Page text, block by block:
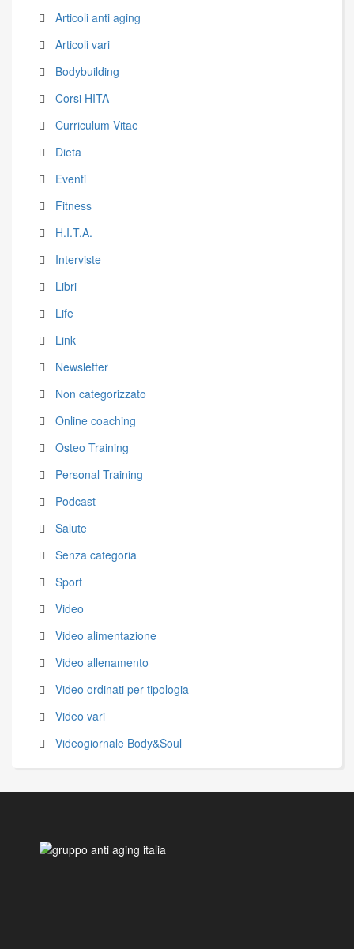
Articoli anti aging
Articoli vari
Bodybuilding
Corsi HITA
Curriculum Vitae
Dieta
Eventi
Fitness
H.I.T.A.
Interviste
Libri
Life
Link
Newsletter
Non categorizzato
Online coaching
Osteo Training
Personal Training
Podcast
Salute
Senza categoria
Sport
Video
Video alimentazione
Video allenamento
Video ordinati per tipologia
Video vari
Videogiornale Body&Soul